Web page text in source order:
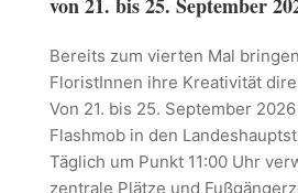
Bereits zum vierten Mal
FloristInnen ihre Kreativität
Von 21. bis 25. September
Flashmob in den
Täglich um Punkt 11:00 Uhr
zentrale Plätze und